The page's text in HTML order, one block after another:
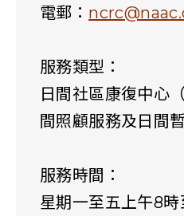
電郵：
服務類型：
日間社區康復中心
間照顧服務及日間
服務時間：
星期一至五上午8